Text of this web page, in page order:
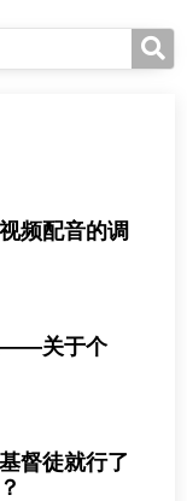
频配音的调
——关于个
督徒就行了